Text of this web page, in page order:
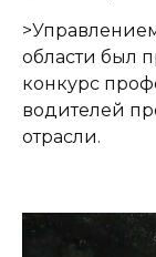
области был
конкурс
водителей
отрасли.